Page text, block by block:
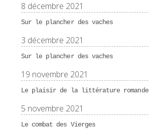
8 décembre 2021
Sur le plancher des vaches
3 décembre 2021
Sur le plancher des vaches
19 novembre 2021
Le plaisir de la littérature romande
5 novembre 2021
Le combat des Vierges